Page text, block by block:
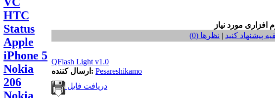
HTC
Status
Apple
iPhone 5
Nokia
206
پیشنهاد کنید | نظر‌ها (0)
QFlash Light v1.0
ارسال کننده: Pesareshikamo
دریافت فایل